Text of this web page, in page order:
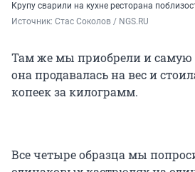
Крупу сварили на кухне ресторана
Источник: Стас Соколов / NGS.RU
Там же мы приобрели и
она продавалась на вес и
копеек за килограмм.
Все четыре образца мы